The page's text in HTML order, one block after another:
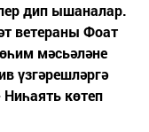
дип ышаналар.
ветераны Фоат
мәсьәләне
үзгәрешләргә
көтеп